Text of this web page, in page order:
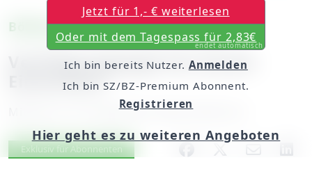
Böblingen: Aufmerksame Zeugin
Verfolgungsjagd mit einem
Einbrecher
Mittwoch, 30. September 2009, 00:00 Uhr
Artikel vorlesen
Exklusiv für Abonnenten
Jetzt für 1,- € weiterlesen
Oder mit dem Tagespass für 2,83€
endet automatisch
Ich bin bereits Nutzer. Anmelden
Ich bin SZ/BZ-Premium Abonnent.
Registrieren
Hier geht es zu weiteren Angeboten